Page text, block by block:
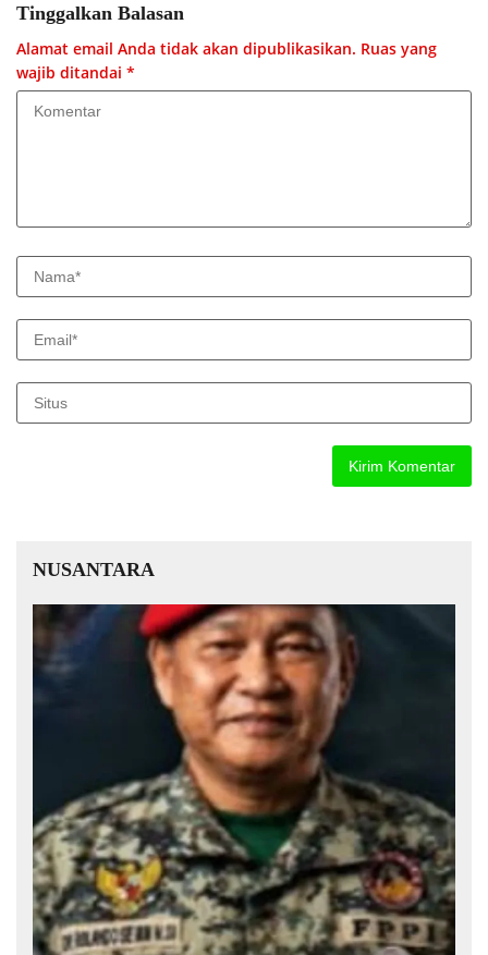
Tinggalkan Balasan
Alamat email Anda tidak akan dipublikasikan. Ruas yang
wajib ditandai *
NUSANTARA